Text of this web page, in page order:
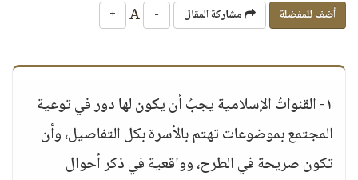
أضف للمفضلة مشاركة المقال -
+
١- القنواتُ الإسلامية يجبُ أن يكون لها دور في توعية
المجتمع بموضوعات تهتم بالأسرة بكل التفاصيل، وأن
تكون صريحة في الطرح، وواقعية في ذكر أحوال